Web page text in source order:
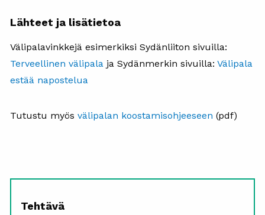
Lähteet ja lisätietoa
Välipalavinkkejä esimerkiksi Sydänliiton sivuilla:
Terveellinen välipala ja Sydänmerkin sivuilla: Välipala
estää napostelua
Tutustu myös välipalan koostamisohjeeseen (pdf)
Tehtävä